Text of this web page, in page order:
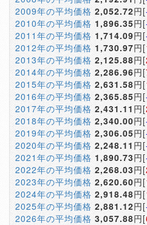
2009年の平均価格 2,052.72円[
2010年の平均価格 1,896.35円[
2011年の平均価格 1,714.09円[
2012年の平均価格 1,730.97円[
2013年の平均価格 2,125.88円[
2014年の平均価格 2,286.96円[
2015年の平均価格 2,631.58円[
2016年の平均価格 2,365.85円[
2017年の平均価格 2,431.11 円[
2018年の平均価格 2,340.00円[
2019年の平均価格 2,306.05円[
2020年の平均価格 2,248.11 円[
2021年の平均価格 1,890.73円[
2022年の平均価格 2,268.03円[
2023年の平均価格 2,620.60円[
2024年の平均価格 2,918.48円[
2025年の平均価格 2,881.12円[
2026年の平均価格 3,057.88円[